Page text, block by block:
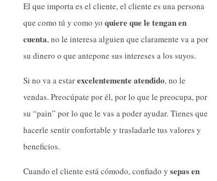
El que importa es el cliente, el cliente es una persona
que como tú y como yo quiere que le tengan en
cuenta, no le interesa alguien que claramente va a por
su dinero o que antepone sus intereses a los suyos.
Si no va a estarexcelentemente atendido, no le
vendas. Preocúpate por él, por lo que le preocupa, por
su “pain” por lo que le vas a poder ayudar. Tienes que
hacerle sentir confortable y trasladarle tus valores y
beneficios.
Cuando el cliente está cómodo, confiado y sepas en